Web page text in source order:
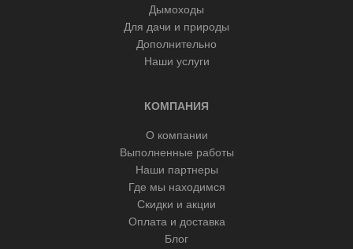
Дымоходы
Для дачи и природы
Дополнительно
Наши услуги
КОМПАНИЯ
О компании
Выполненные работы
Наши партнеры
Где мы находимся
Скидки и акции
Оплата и доставка
Блог